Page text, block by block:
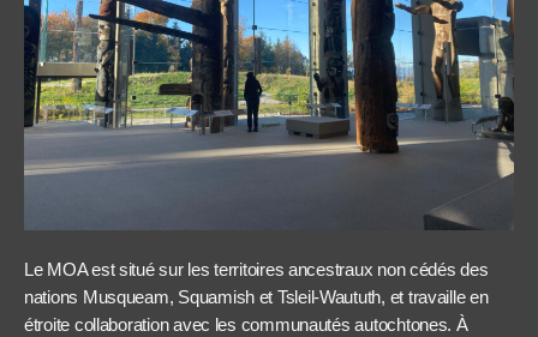
Le MOA est situé sur les territoires ancestraux non cédés des
nations Musqueam, Squamish et Tsleil-Waututh, et travaille en
étroite collaboration avec les communautés autochtones. À